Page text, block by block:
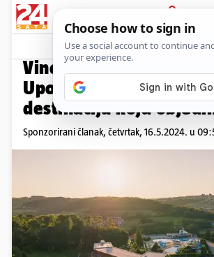
PRIJAVA
Promo sadržaj
Vino, klopa, zdravlje i
Upoznajte Međimurje –
destinaciju koja
Sponzorirani članak, četvrtak, 16.5.2024. u